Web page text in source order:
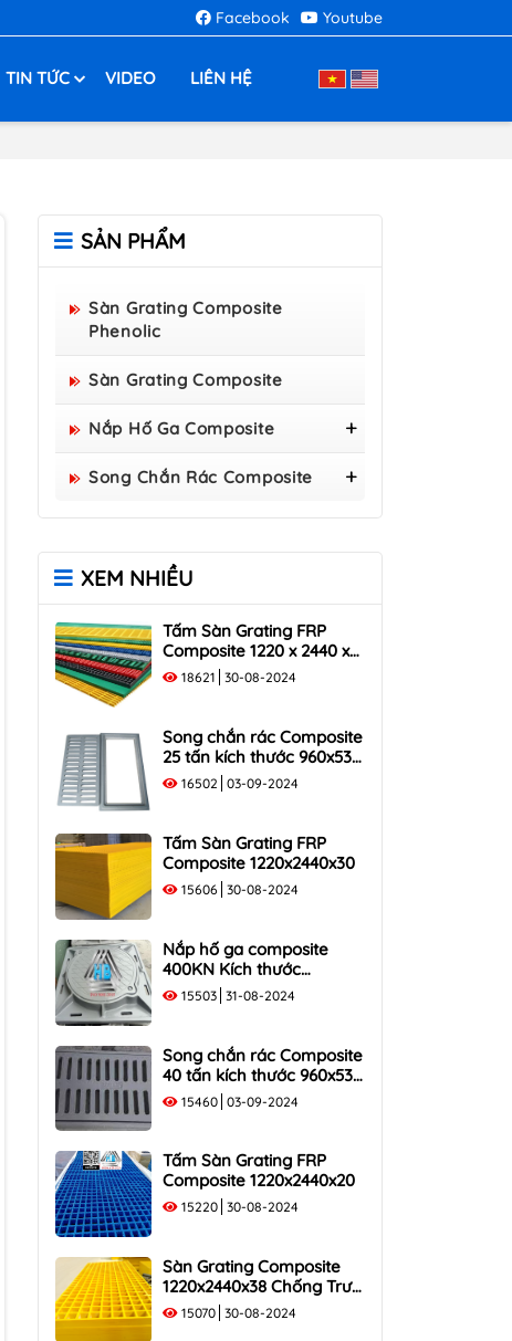
Facebook Youtube
TIN TỨC VIDEO LIÊN HỆ
SẢN PHẨM
Sàn Grating Composite
Phenolic
Sàn Grating Composite
Nắp Hố Ga Composite
Nắp Hố Ga Composite
800x800
Nắp Hố Ga Composite
Nắp Hố Ga Composite
900×900
1000x1000
Song Chắn Rác Composite
Song Chắn Rác Composite
Song Chắn Rác Composite
1000x300
1000×400
Song Chắn Rác Composite
1000×500
XEM NHIỀU
Tấm Sàn Grating FRP
Composite 1220 x 2440 x
3518621 30-08-2024
Song chắn rác Composite
25 tấn kích thước 960x530
tải trọng 250KN
16502 03-09-2024
Tấm Sàn Grating FRP
Composite 1220x2440x30
15606 30-08-2024
Nắp hố ga composite
400KN Kích thước
1000×1000 Khung Âm Tải
15503 31-08-2024
Song chắn rác Composite
40 tấn kích thước 960x530
tải trọng 400KN
15460 03-09-2024
Tấm Sàn Grating FRP
Composite 1220x2440x20
15220 30-08-2024
Sàn Grating Composite
1220x2440x38 Chống Trượt,
Chịu Lực
15070 30-08-2024